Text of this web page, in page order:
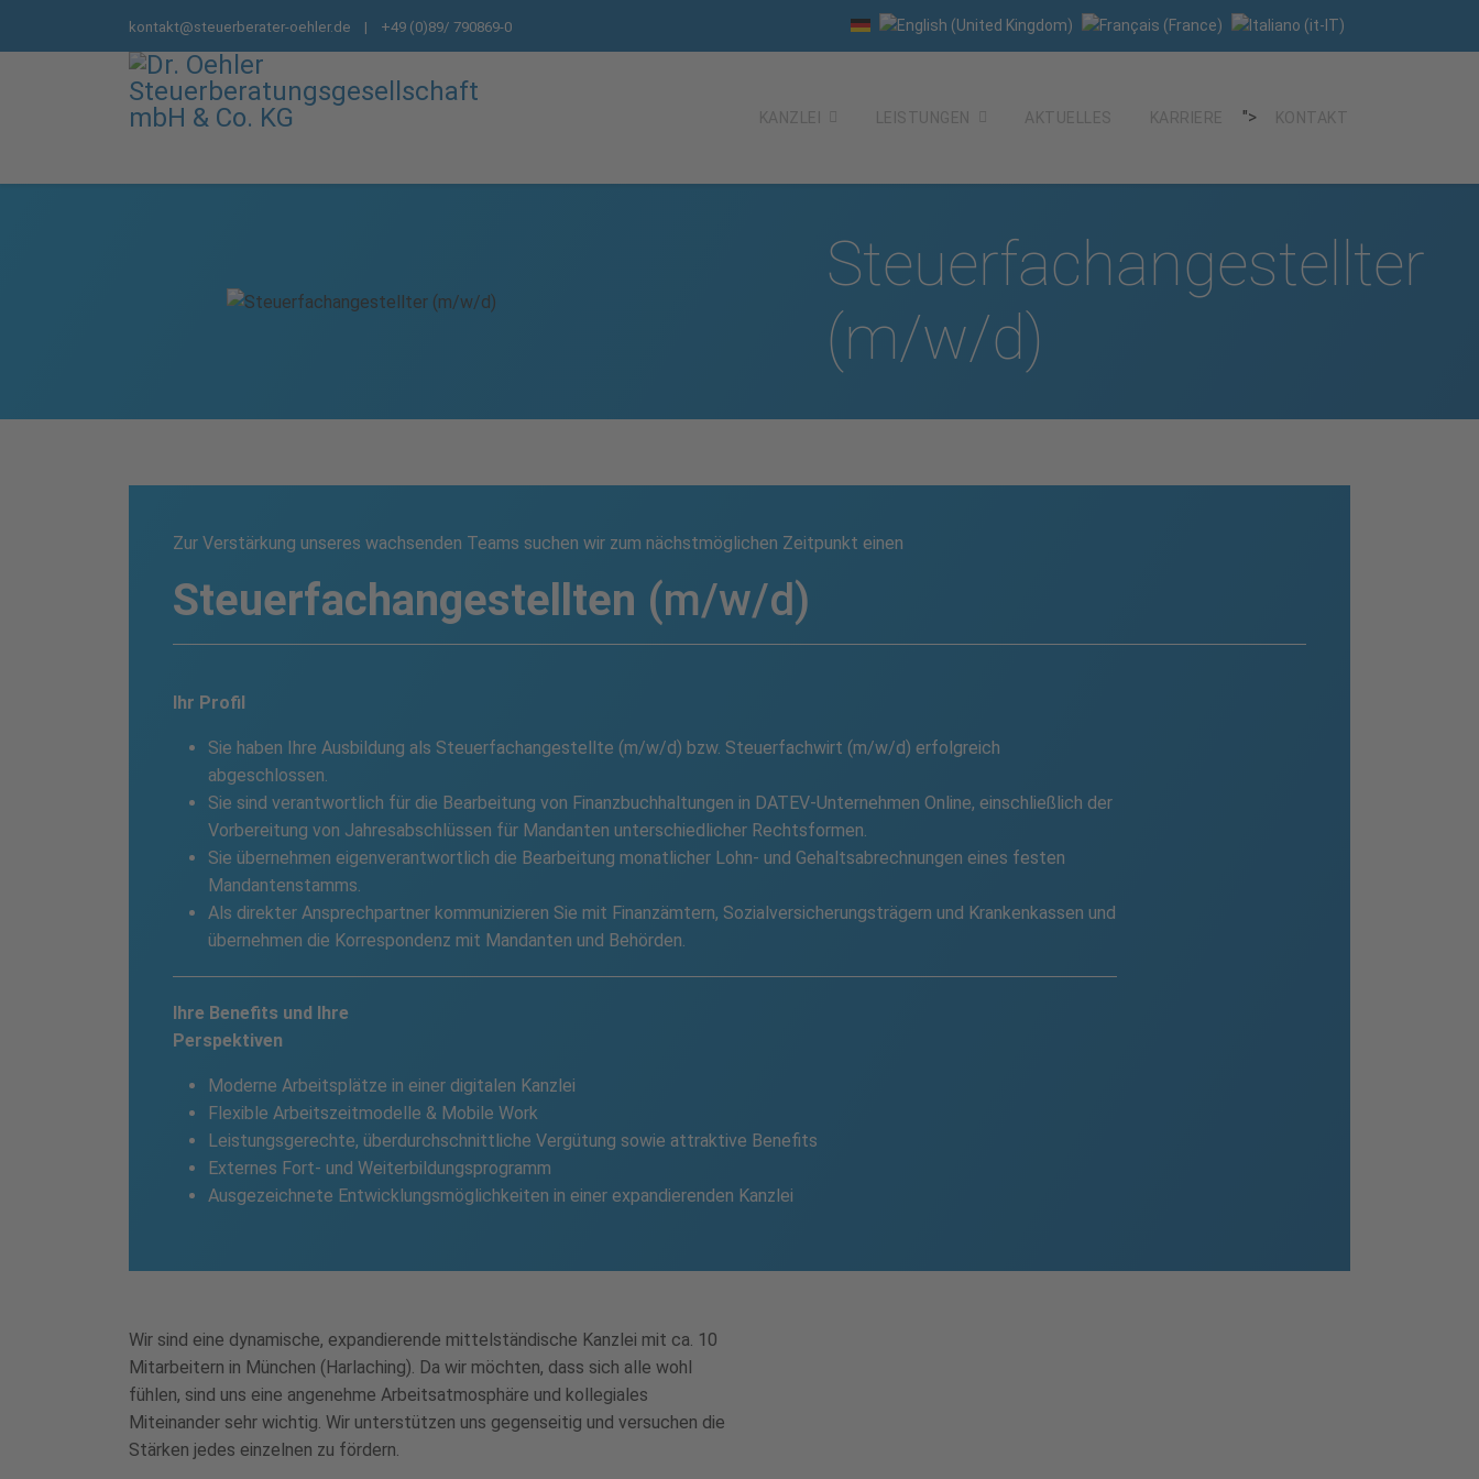
kontakt@steuerberater-oehler.de | +49 (0)89/ 790869-0
KANZLEI LEISTUNGEN AKTUELLES KARRIERE "> KONTAKT
Steuer­­fach­­angestellter
(m/w/d)
Zur Verstärkung unseres wachsenden Teams suchen wir zum nächstmöglichen Zeitpunkt einen
Steuer­fach­angestellten (m/w/d)
Ihr Profil
Sie haben Ihre Ausbildung als Steuerfachangestellte (m/w/d) bzw. Steuerfachwirt (m/w/d) erfolgreich
abgeschlossen.
Sie sind verantwortlich für die Bearbeitung von Finanzbuchhaltungen in DATEV-Unternehmen Online, einschließlich der
Vorbereitung von Jahresabschlüssen für Mandanten unterschiedlicher Rechtsformen.
Sie übernehmen eigenverantwortlich die Bearbeitung monatlicher Lohn- und Gehaltsabrechnungen eines festen
Mandantenstamms.
Als direkter Ansprechpartner kommunizieren Sie mit Finanzämtern, Sozialversicherungsträgern und Krankenkassen und
übernehmen die Korrespondenz mit Mandanten und Behörden.
Ihre Benefits und Ihre
Perspektiven
Moderne Arbeitsplätze in einer digitalen Kanzlei
Flexible Arbeitszeitmodelle & Mobile Work
Leistungsgerechte, überdurchschnittliche Vergütung sowie attraktive Benefits
Externes Fort- und Weiterbildungsprogramm
Ausgezeichnete Entwicklungsmöglichkeiten in einer expandierenden Kanzlei
Wir sind eine dynamische, expandierende mittelständische Kanzlei mit ca. 10
Mitarbeitern in München (Harlaching). Da wir möchten, dass sich alle wohl
fühlen, sind uns eine angenehme Arbeitsatmosphäre und kollegiales
Miteinander sehr wichtig. Wir unterstützen uns gegenseitig und versuchen die
Stärken jedes einzelnen zu fördern.